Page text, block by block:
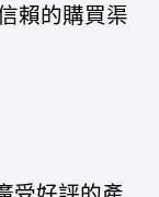
賴的購買渠